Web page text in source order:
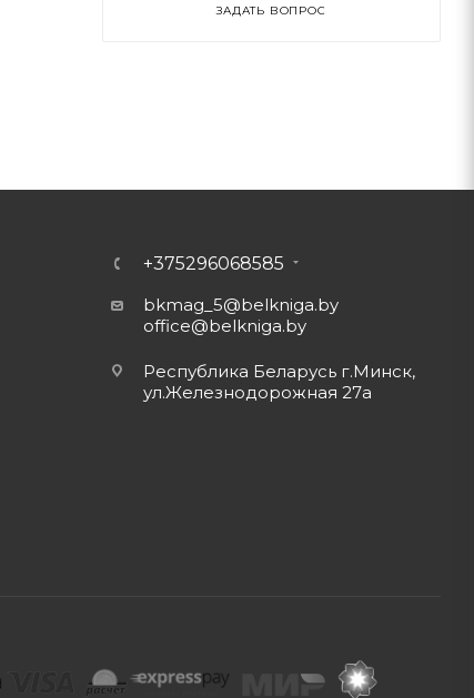
ЗАДАТЬ ВОПРОС
+375296068585
bkmag_5@belkniga.by
office@belkniga.by
Республика Беларусь г.Минск,
ул.Железнодорожная 27а